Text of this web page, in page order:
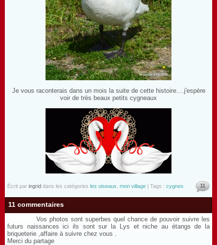
Je vous raconterais dans un mois la suite de cette histoire....j'espère
voir de très beaux petits cygneaux
Écrit par ingrid dans les catégories les oiseaux mon village | Tags : cygnes 11
11 commentaires
Vos photos sont superbes quel chance de pouvoir suivre les
futurs naissances ici ils sont sur la Lys et niche au étangs de la
briqueterie ,affaire à suivre chez vous .
Merci du partage